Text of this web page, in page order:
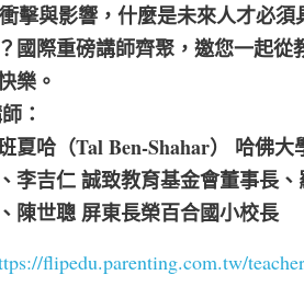
擊與影響，什麼是未來人才必
國際重磅講師齊聚，邀您一起
樂。
：
夏哈（Tal Ben-Shahar） 哈佛
李吉仁 誠致教育基金會董事長
陳世聰 屏東長榮百合國小校長
flipedu.parenting.com.tw/